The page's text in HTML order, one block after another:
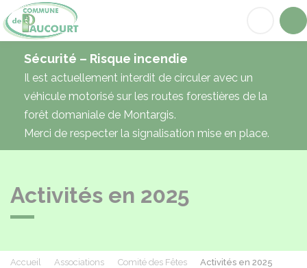
Sécurité – Risque incendie
Il est actuellement interdit de circuler avec un
véhicule motorisé sur les routes forestières de la
forêt domaniale de Montargis.
Merci de respecter la signalisation mise en place.
Activités en 2025
Accueil Associations Comité des Fêtes
Activités en 2025